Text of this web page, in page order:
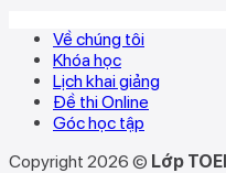
Về chúng tôi
Khóa học
Lịch khai giảng
Đề thi Online
Góc học tập
Copyright 2026 © Lớp